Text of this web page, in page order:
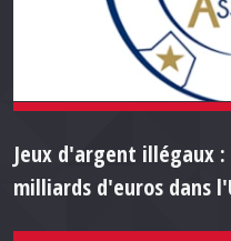
Jeux d'argent illégaux
milliards d'euros dans